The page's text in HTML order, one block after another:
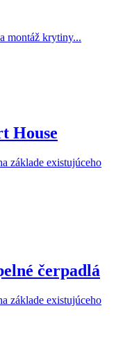
montáž krytiny...
House
základe existujúceho
čerpadlá
základe existujúceho